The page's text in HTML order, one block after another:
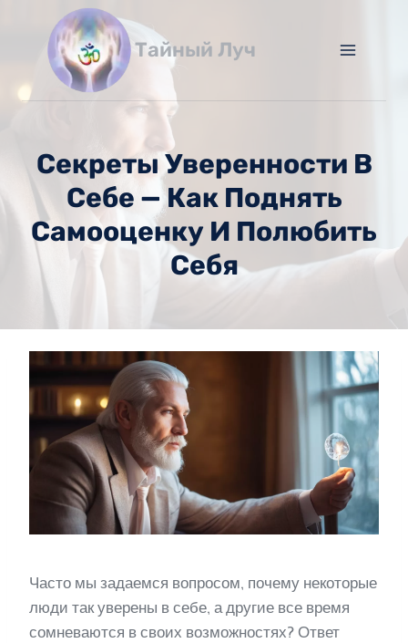
содержимому
Тайный Луч
Секреты Уверенности В
Себе — Как Поднять
Самооценку И Полюбить
Себя
Часто мы задаемся вопросом, почему некоторые
люди так уверены в себе, а другие все время
сомневаются в своих возможностях? Ответ